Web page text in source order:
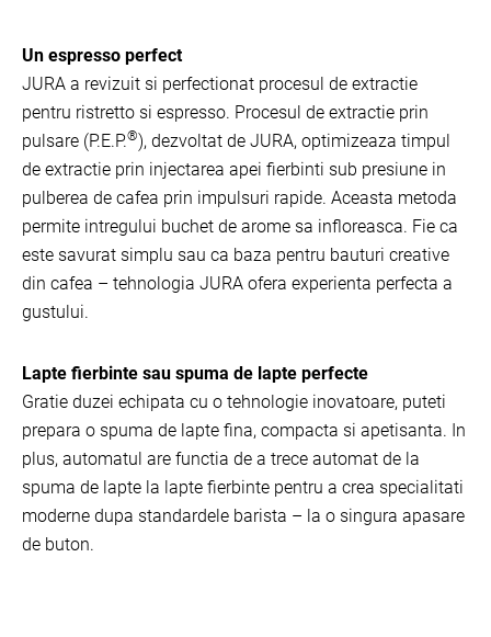
Un espresso perfect
JURA a revizuit si perfectionat procesul de extractie
pentru ristretto si espresso. Procesul de extractie prin
pulsare (P.E.P.®), dezvoltat de JURA, optimizeaza timpul
de extractie prin injectarea apei fierbinti sub presiune in
pulberea de cafea prin impulsuri rapide. Aceasta metoda
permite intregului buchet de arome sa infloreasca. Fie ca
este savurat simplu sau ca baza pentru bauturi creative
din cafea – tehnologia JURA ofera experienta perfecta a
gustului.
Lapte fierbinte sau spuma de lapte perfecte
Gratie duzei echipata cu o tehnologie inovatoare, puteti
prepara o spuma de lapte fina, compacta si apetisanta. In
plus, automatul are functia de a trece automat de la
spuma de lapte la lapte fierbinte pentru a crea specialitati
moderne dupa standardele barista – la o singura apasare
de buton.